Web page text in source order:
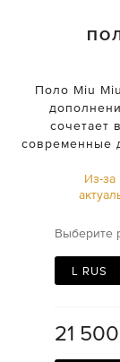
Поло Miu
сочетает
современные
Из-за
Выберите
L RUS
21 500